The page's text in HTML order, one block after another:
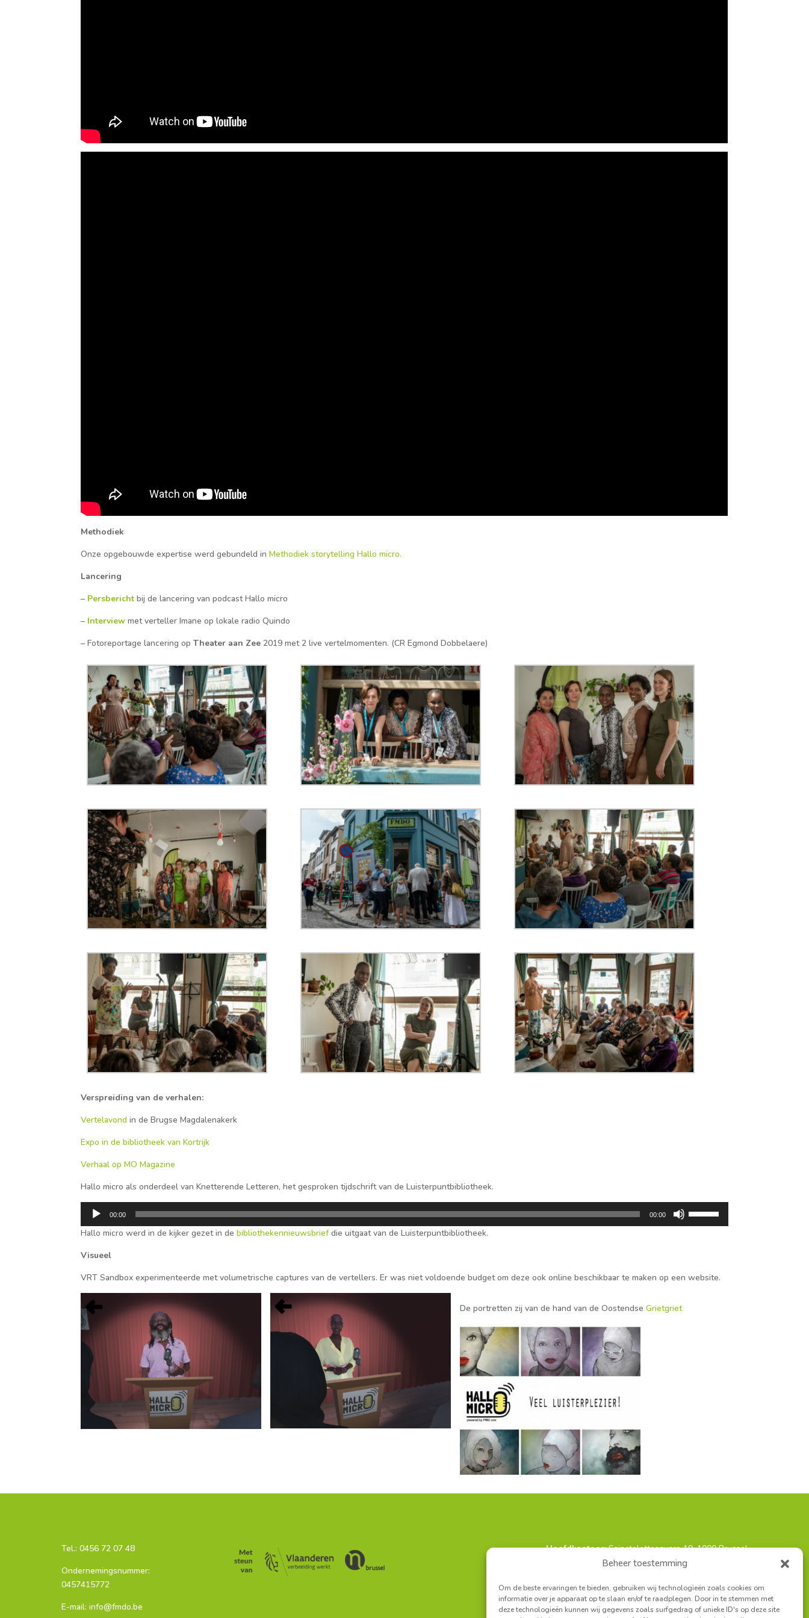
Beheer toestemming
Om de beste ervaringen te bieden, gebruiken wij technologieën zoals cookies om
informatie over je apparaat op te slaan en/of te raadplegen. Door in te stemmen met
deze technologieën kunnen wij gegevens zoals surfgedrag of unieke ID's op deze site
Methodiek
Onze opgebouwde expertise werd gebundeld inMethodiek storytelling Hallo micro.
Lancering
– Persberichtbij de lancering van podcast Hallo micro
– Interview met verteller Imane op lokale radio Quindo
– Fotoreportage lancering op Theater aan Zee 2019 met 2 live vertelmomenten. (CR Egmond Dobbelaere)
Verspreiding van de verhalen:
Vertelavond in de Brugse Magdalenakerk
Expo in de bibliotheek van Kortrijk
Verhaal op MO Magazine
Hallo micro als onderdeel van Knetterende Letteren, het gesproken tijdschrift van de Luisterpuntbibliotheek.
Audiospeler
00:00 00:00
volume
Hallo micro werd in de kijker gezet in debibliothekennieuwsbriefdie uitgaat van de Luisterpuntbibliotheek.
Visueel
VRT Sandbox experimenteerde met volumetrische captures van de vertellers. Er was niet voldoende budget om deze ook online beschikbaar te maken op een website.
De portretten zij van de hand van de OostendseGrietgriet
Tel.: 0456 72 07 48
Ondernemingsnummer:
0457415772
E-mail: info@fmdo.be
Hoofdkantoor:Sainctelettesquare 19, 1000 Brussel
Turnhoutsebaan 139A, 2140 Borgerhout